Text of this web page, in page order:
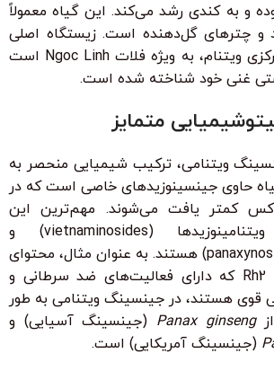
و به کندی رشد می‌کند. این گیاه معمولاً
و چترهای گل‌دهنده است. زیستگاه اصلی
آن کوهستان‌های مرکزی ویتنام، به ویژه فلات Ngoc Linh است
غنی خود شناخته شده است.
ویتنامی، ترکیب شیمیایی منحصر به
حاوی جینسینوزیدهای خاصی است که در
کمتر یافت می‌شوند. مهم‌ترین این
ترکیبات شامل ویتنامینوزیدها (vietnaminosides) و
پاناگزینوزیدها (panaxynosides) هستند. به عنوان مثال، محتوای
جینسینوزید Rg3 و Rh2 که دارای فعالیت‌های ضد سرطانی و
هستند، در جینسینگ ویتنامی به طور
ازPanax ginseng (جینسینگ آسیایی) و
(جینسینگ آمریکایی) است.